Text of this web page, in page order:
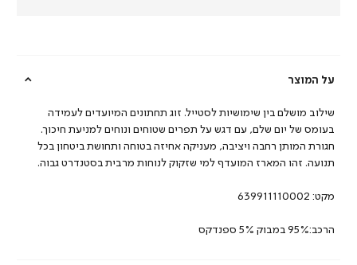
על המוצר
שילוב מושלם בין שימושיות לסטייל. זוג תחתונים המיועדים לעמידה
בעומס של יום שלם, עם דגש על תפרים שטוחים ונוחים למניעת חיכוך.
חגורת המותן רחבה ויציבה, מעניקה אחיזה בטוחה ותחושת ביטחון בכל
תנועה. זהו המארז המועדף למי שזקוק לנוחות מרבית בסטנדרט גבוה.
מקט: 639911110002
הרכב:95% במבוק 5% ספנדקס